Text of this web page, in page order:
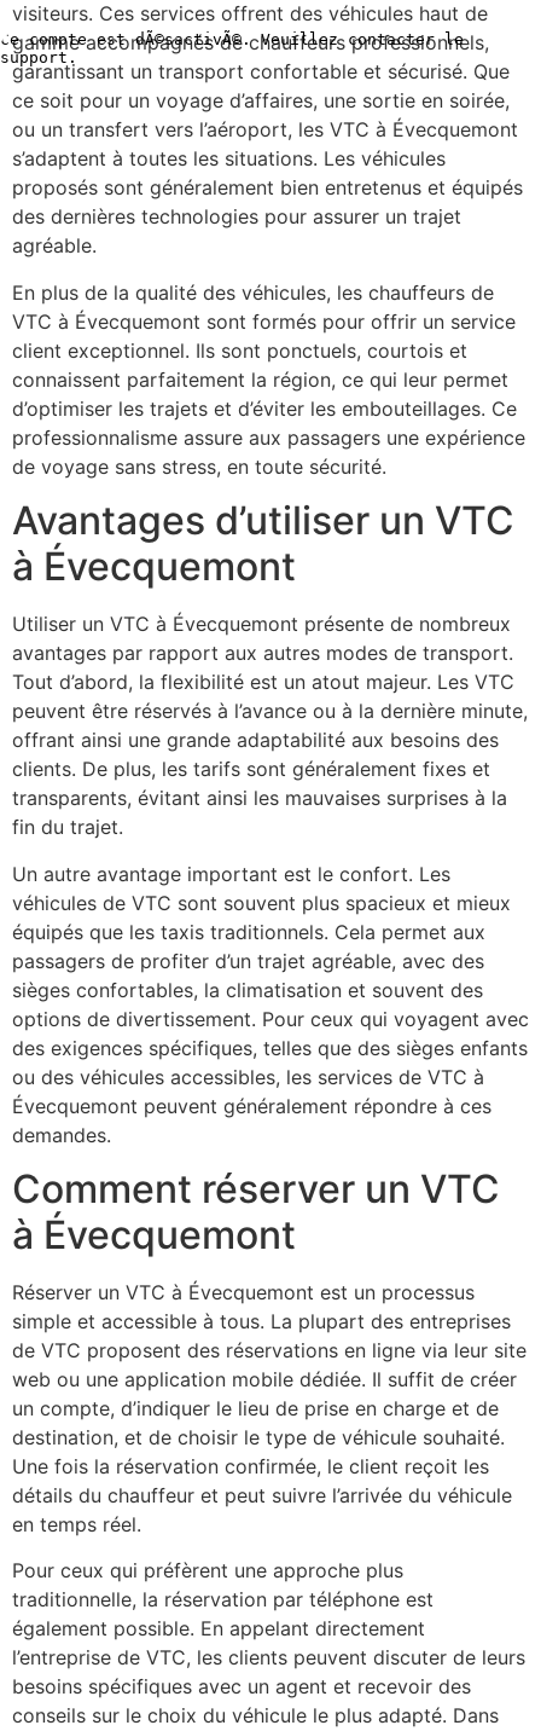
visiteurs. Ces services offrent des véhicules haut de
gamme accompagnés de chauffeurs professionnels,
garantissant un transport confortable et sécurisé. Que
ce soit pour un voyage d’affaires, une sortie en soirée,
ou un transfert vers l’aéroport, les VTC à Évecquemont
s’adaptent à toutes les situations. Les véhicules
proposés sont généralement bien entretenus et équipés
des dernières technologies pour assurer un trajet
agréable.
En plus de la qualité des véhicules, les chauffeurs de
VTC à Évecquemont sont formés pour offrir un service
client exceptionnel. Ils sont ponctuels, courtois et
connaissent parfaitement la région, ce qui leur permet
d’optimiser les trajets et d’éviter les embouteillages. Ce
professionnalisme assure aux passagers une expérience
de voyage sans stress, en toute sécurité.
Avantages d’utiliser un VTC
à Évecquemont
Utiliser un VTC à Évecquemont présente de nombreux
avantages par rapport aux autres modes de transport.
Tout d’abord, la flexibilité est un atout majeur. Les VTC
peuvent être réservés à l’avance ou à la dernière minute,
offrant ainsi une grande adaptabilité aux besoins des
clients. De plus, les tarifs sont généralement fixes et
transparents, évitant ainsi les mauvaises surprises à la
fin du trajet.
Un autre avantage important est le confort. Les
véhicules de VTC sont souvent plus spacieux et mieux
équipés que les taxis traditionnels. Cela permet aux
passagers de profiter d’un trajet agréable, avec des
sièges confortables, la climatisation et souvent des
options de divertissement. Pour ceux qui voyagent avec
des exigences spécifiques, telles que des sièges enfants
ou des véhicules accessibles, les services de VTC à
Évecquemont peuvent généralement répondre à ces
demandes.
Comment réserver un VTC
à Évecquemont
Réserver un VTC à Évecquemont est un processus
simple et accessible à tous. La plupart des entreprises
de VTC proposent des réservations en ligne via leur site
web ou une application mobile dédiée. Il suffit de créer
un compte, d’indiquer le lieu de prise en charge et de
destination, et de choisir le type de véhicule souhaité.
Une fois la réservation confirmée, le client reçoit les
détails du chauffeur et peut suivre l’arrivée du véhicule
en temps réel.
Pour ceux qui préfèrent une approche plus
traditionnelle, la réservation par téléphone est
également possible. En appelant directement
l’entreprise de VTC, les clients peuvent discuter de leurs
besoins spécifiques avec un agent et recevoir des
conseils sur le choix du véhicule le plus adapté. Dans